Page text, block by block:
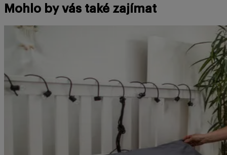
Mohlo by vás také zajímat